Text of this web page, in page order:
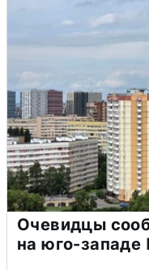
Очевидцы
на юго-западе